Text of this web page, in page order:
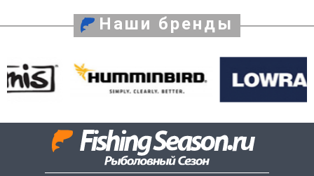
Наши бренды